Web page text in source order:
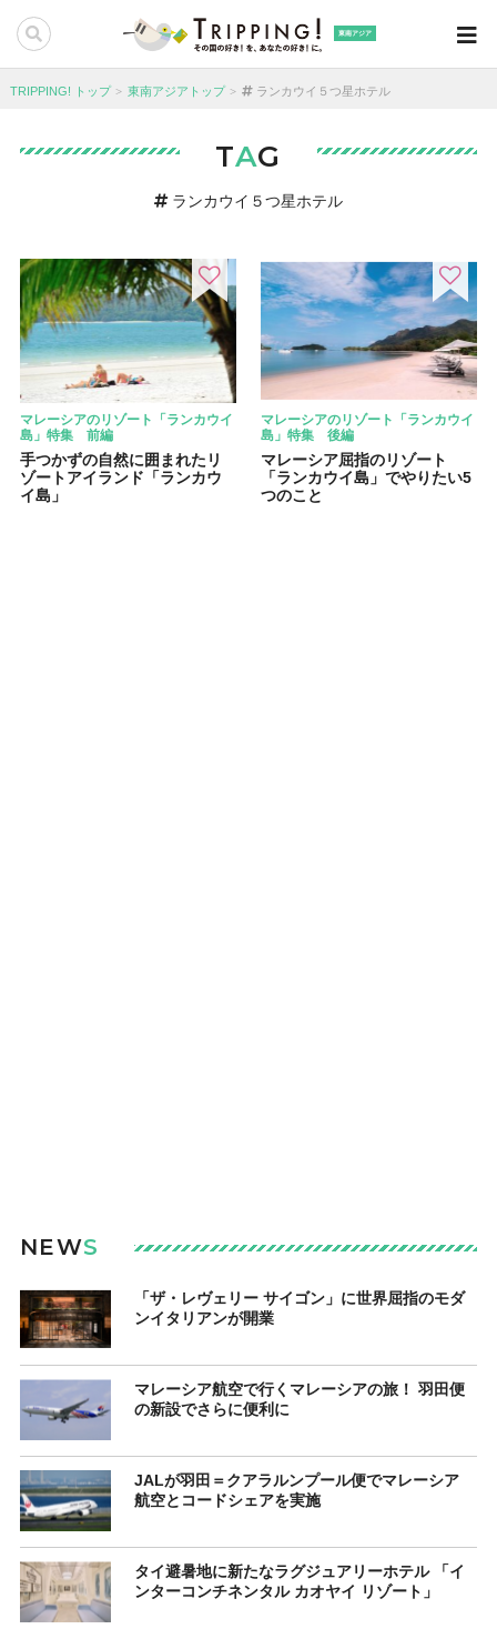
東南アジア
TRIPPING! トップ 東南アジアトップ ランカウイ５つ星ホテル
TAG
ランカウイ５つ星ホテル
マレーシアのリゾート「ランカウイ
島」特集 前編
手つかずの自然に囲まれたリ
ゾートアイランド「ランカウ
イ島」
マレーシアのリゾート「ランカウイ
島」特集 後編
マレーシア屈指のリゾート
「ランカウイ島」でやりたい5
つのこと
NEWS
「ザ・レヴェリー サイゴン」に世界屈指のモダ
ンイタリアンが開業
マレーシア航空で行くマレーシアの旅！ 羽田便
の新設でさらに便利に
JALが羽田＝クアラルンプール便でマレーシア
航空とコードシェアを実施
タイ避暑地に新たなラグジュアリーホテル 「イ
ンターコンチネンタル カオヤイ リゾート」